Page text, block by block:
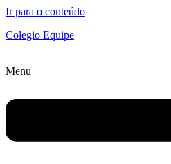
Ir para o conteúdo
Colegio Equipe
Menu